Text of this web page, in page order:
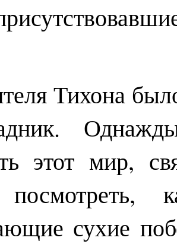
Тихона
этот мир,
сухие